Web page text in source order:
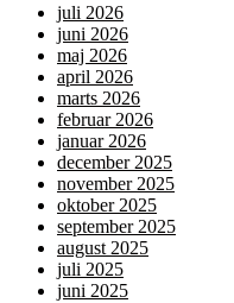
juli 2026
juni 2026
maj 2026
april 2026
marts 2026
februar 2026
januar 2026
december 2025
november 2025
oktober 2025
september 2025
august 2025
juli 2025
juni 2025